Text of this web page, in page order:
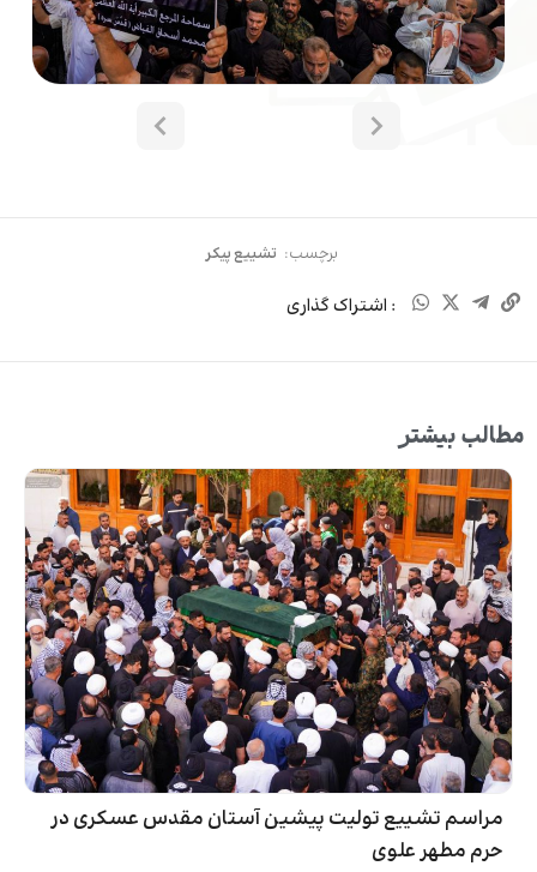
برچسب: تشییع پیکر
: اشتراک گذاری
مطالب بیشتر
مراسم تشییع تولیت پیشین آستان مقدس عسکری در
حرم مطهر علوی